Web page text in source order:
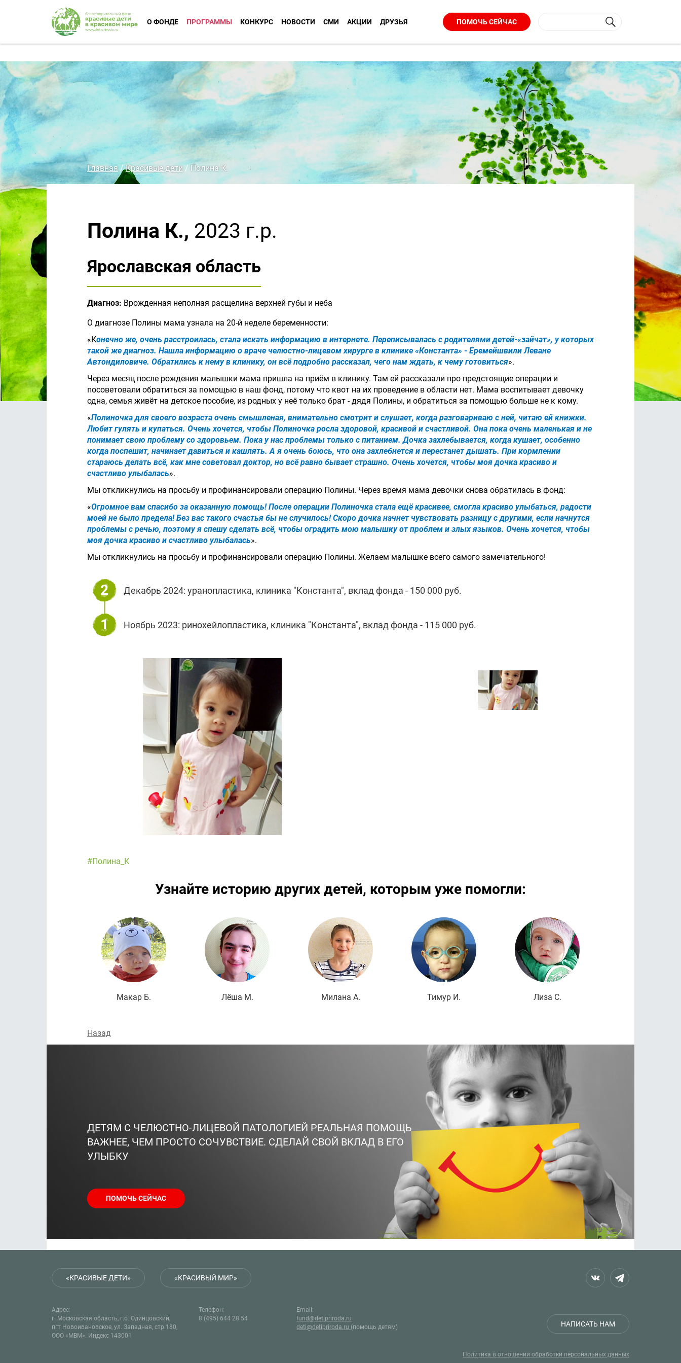
О ФОНДЕ ПРОГРАММЫ КОНКУРС НОВОСТИ СМИ АКЦИИ ДРУЗЬЯ ПОМОЧЬ СЕЙЧАС
Главная/Красивые дети/Полина К.
Полина К., 2023 г.р.
Ярославская область
Диагноз: Врожденная неполная расщелина верхней губы и неба
О диагнозе Полины мама узнала на 20-й неделе беременности:
«Конечно же, очень расстроилась, стала искать информацию в интернете. Переписывалась с родителями детей-«зайчат», у которых
такой же диагноз. Нашла информацию о враче челюстно-лицевом хирурге в клинике «Константа» - Еремейшвили Леване
Автондиловиче. Обратились к нему в клинику, он всё подробно рассказал, чего нам ждать, к чему готовиться».
Через месяц после рождения малышки мама пришла на приём в клинику. Там ей рассказали про предстоящие операции и
посоветовали обратиться за помощью в наш фонд, потому что квот на их проведение в области нет. Мама воспитывает девочку
одна, семья живёт на детское пособие, из родных у неё только брат - дядя Полины, и обратиться за помощью больше не к кому.
«Полиночка для своего возраста очень смышленая, внимательно смотрит и слушает, когда разговариваю с ней, читаю ей книжки.
Любит гулять и купаться. Очень хочется, чтобы Полиночка росла здоровой, красивой и счастливой. Она пока очень маленькая и не
понимает свою проблему со здоровьем. Пока у нас проблемы только с питанием. Дочка захлебывается, когда кушает, особенно
когда поспешит, начинает давиться и кашлять. А я очень боюсь, что она захлебнется и перестанет дышать. При кормлении
стараюсь делать всё, как мне советовал доктор, но всё равно бывает страшно. Очень хочется, чтобы моя дочка красиво и
счастливо улыбалась».
Мы откликнулись на просьбу и профинансировали операцию Полины. Через время мама девочки снова обратилась в фонд:
«Огромное вам спасибо за оказанную помощь! После операции Полиночка стала ещё красивее, смогла красиво улыбаться, радости
моей не было предела! Без вас такого счастья бы не случилось! Скоро дочка начнет чувствовать разницу с другими, если начнутся
проблемы с речью, поэтому я спешу сделать всё, чтобы оградить мою малышку от проблем и злых языков. Очень хочется, чтобы
моя дочка красиво и счастливо улыбалась».
Мы откликнулись на просьбу и профинансировали операцию Полины. Желаем малышке всего самого замечательного!
2 Декабрь 2024: уранопластика, клиника "Константа", вклад фонда - 150 000 руб.
1 Ноябрь 2023: ринохейлопластика, клиника "Константа", вклад фонда - 115 000 руб.
#Полина_К
Узнайте историю других детей, которым уже помогли:
Макар Б.
Подробнее
Лёша М.
Подробнее
Милана А.
Подробнее
Тимур И.
Подробнее
Лиза С.
Назад
ДЕТЯМ С ЧЕЛЮСТНО-ЛИЦЕВОЙ ПАТОЛОГИЕЙ РЕАЛЬНАЯ ПОМОЩЬ
ВАЖНЕЕ, ЧЕМ ПРОСТО СОЧУВСТВИЕ. СДЕЛАЙ СВОЙ ВКЛАД В ЕГО
УЛЫБКУ
ПОМОЧЬ СЕЙЧАС
«КРАСИВЫЕ ДЕТИ» «КРАСИВЫЙ МИР»
Адрес:
г. Московская область, г.о. Одинцовский,
пгт Новоивановское, ул. Западная, стр.180,
ООО «МВМ». Индекс 143001
Телефон:
8 (495) 644 28 54
Email:
fund@detipriroda.ru
deti@detipriroda.ru (помощь детям) НАПИСАТЬ НАМ
Политика в отношении обработки персональных данных